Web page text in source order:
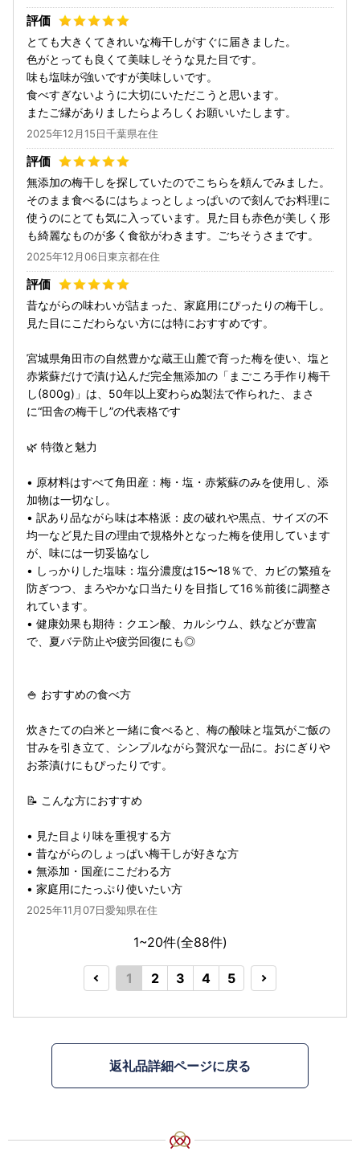
とても大きくてきれいな梅干しがすぐに届きました。
色がとっても良くて美味しそうな見た目です。
味も塩味が強いですが美味しいです。
食べすぎないように大切にいただこうと思います。
またご縁がありましたらよろしくお願いいたします。
2025年12月15日千葉県在住
無添加の梅干しを探していたのでこちらを頼んでみました。
そのまま食べるにはちょっとしょっぱいので刻んでお料理に
使うのにとても気に入っています。見た目も赤色が美しく形
も綺麗なものが多く食欲がわきます。ごちそうさまです。
2025年12月06日東京都在住
昔ながらの味わいが詰まった、家庭用にぴったりの梅干し。
見た目にこだわらない方には特におすすめです。
宮城県角田市の自然豊かな蔵王山麓で育った梅を使い、塩と
赤紫蘇だけで漬け込んだ完全無添加の「まごころ手作り梅干
し(800g)」は、50年以上変わらぬ製法で作られた、まさ
に“田舎の梅干し”の代表格です
🌿 特徴と魅力
• 原材料はすべて角田産：梅・塩・赤紫蘇のみを使用し、添
加物は一切なし。
• 訳あり品ながら味は本格派：皮の破れや黒点、サイズの不
均一など見た目の理由で規格外となった梅を使用しています
が、味には一切妥協なし
• しっかりした塩味：塩分濃度は15〜18％で、カビの繁殖を
防ぎつつ、まろやかな口当たりを目指して16％前後に調整さ
れています。
• 健康効果も期待：クエン酸、カルシウム、鉄などが豊富
で、夏バテ防止や疲労回復にも◎
🍚 おすすめの食べ方
炊きたての白米と一緒に食べると、梅の酸味と塩気がご飯の
甘みを引き立て、シンプルながら贅沢な一品に。おにぎりや
お茶漬けにもぴったりです。
📝 こんな方におすすめ
• 見た目より味を重視する方
• 昔ながらのしょっぱい梅干しが好きな方
• 無添加・国産にこだわる方
• 家庭用にたっぷり使いたい方
2025年11月07日愛知県在住
1~20件(全88件)
1 2 3 4 5
返礼品詳細ページに戻る